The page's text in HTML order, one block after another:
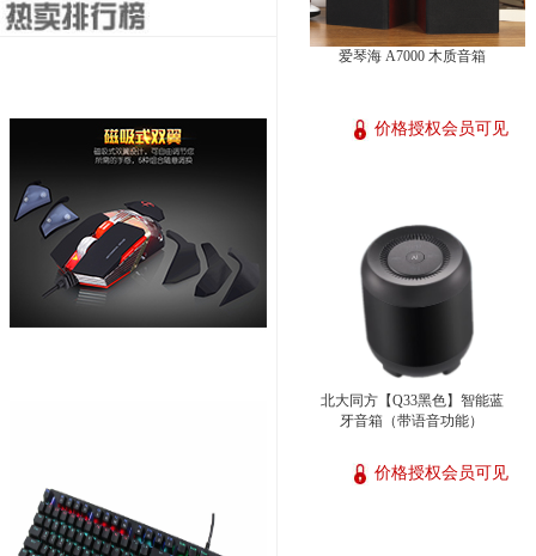
爱琴海 A7000 木质音箱
价格授权会员可见
北大同方【Q33黑色】智能蓝
牙音箱（带语音功能）
价格授权会员可见